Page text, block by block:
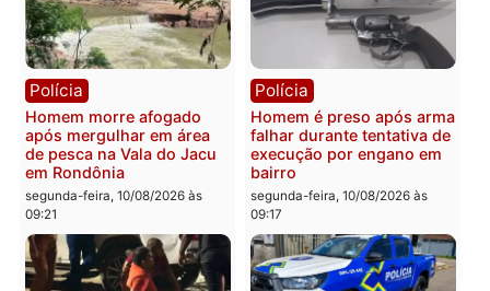
Política
ANO DE ELEIÇÃO, GREVE
À VISTA: professores
merecem valorização, mas
alunos não podem virar
instrumento político
segunda-feira, 10/08/2026 às
09:46
Política
MDB bate o martelo e
fecha apoio a Acir
para o Senado em
Rondônia
segunda-feira, 10/08/2026 às
09:41